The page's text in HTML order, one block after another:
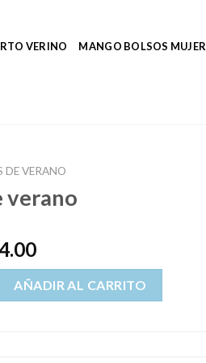
VERINO MANGO BOLSOS MUJER
DE VERANO
verano
cantidad
AÑADIR AL CARRITO